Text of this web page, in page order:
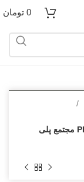
0 تومان
پلی پروپیلن نساجی PP Filament Grade C30S مجتمع پلی